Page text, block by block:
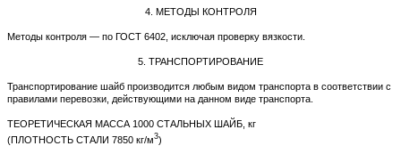
4. МЕТОДЫ КОНТРОЛЯ
Методы контроля — по ГОСТ 6402, исключая проверку вязкости.
5. ТРАНСПОРТИРОВАНИЕ
Транспортирование шайб производится любым видом транспорта в соответствии с
правилами перевозки, действующими на данном виде транспорта.
ТЕОРЕТИЧЕСКАЯ МАССА 1000 СТАЛЬНЫХ ШАЙБ, кг
(ПЛОТНОСТЬ СТАЛИ 7850 кг/м3)